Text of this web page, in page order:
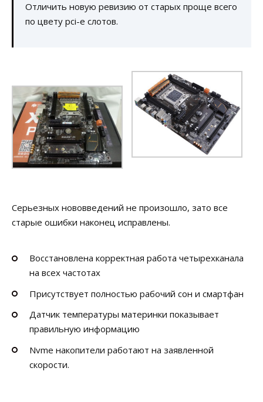
Отличить новую ревизию от старых проще всего
по цвету pci-e слотов.
Серьезных нововведений не произошло, зато все
старые ошибки наконец исправлены.
Восстановлена корректная работа четырехканала
на всех частотах
Присутствует полностью рабочий сон и смартфан
Датчик температуры материнки показывает
правильную информацию
Nvme накопители работают на заявленной
скорости.